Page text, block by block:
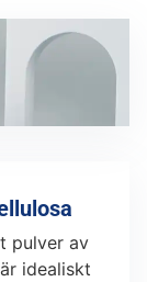
pulver av
idealiskt